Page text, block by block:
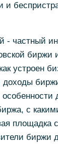
и
- частный
биржи
устроен
доходы
с
площадка
биржи